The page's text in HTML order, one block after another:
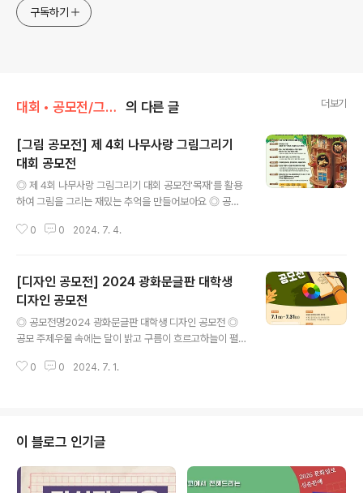
구독하기
대회 • 공모전/그림 • 미술 • 디자인 • 웹툰. 의 다른 글 더보기
[그림 공모전] 제 4회 나무사랑 그림그리기
대회 공모전
◎ 제 4회 나무사랑 그림그리기 대회 공모전'목재'를 활용
하여 그림을 그리는 재밌는 추억을 만들어보아요 ◎ 공모
켜주는 자원입니다.나무로부터 얻어져 우리의 삶을 편리하
와 함께 생활 속에서 겪은 행복한 경험을 그림으로 표현해
보아요 ◎ 참가요건유치부(5세~7세)초등부 (저 1~3학
년)초등부(고 4~6학년) ◎ 접수기간2024.06.26~07.3
1 ◎ 출품기준8절 도화지 단면, 출품 수 1인 3작까지크레
파스, 수채물감, 색연필 등 자유롭게 사용※ 동일인의 중복
수상 없음 ◎ 접수방법1.목재정보서비스 홈페이지 접속2.
0 0 2024. 7. 4.
[디자인 공모전] 2024 광화문글판 대학생
디자인 공모전
◎ 공모전명2024 광화문글판 대학생 디자인 공모전 ◎
공모 주제우물 속에는 달이 밝고 구름이 흐르고하늘이 펼
상」 ◎ 공모일정2024. 7.1(월) ~ 7.31(수) ◎ 공모자격국
서 접수 ◎ 작품규격- 가로 2000px X 세로 800px- 3
MB이하 이미지(JPG 또는 PNG) 및 PDF 파일 제출 ◎
시상내역- 대상 (1편) : 상금 300만원 + 광화문글판 게시-
우수상(2편) : 각 상금 100만원- 장려상(4편) : 각 상금 5
0 0 2024. 7. 1.
이 블로그 인기글